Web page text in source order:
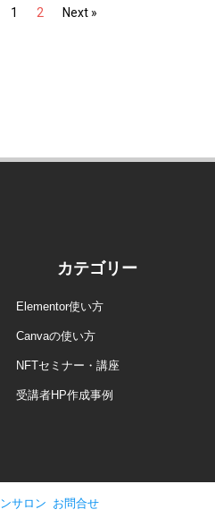
1 2 Next »
カテゴリー
Elementor使い方
Canvaの使い方
NFTセミナー・講座
受講者HP作成事例
サロン お問合せ